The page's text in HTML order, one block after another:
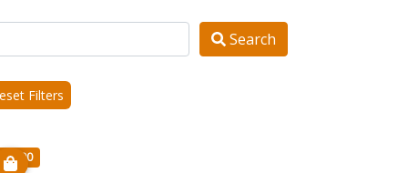
Search
€ 13.90
Filters